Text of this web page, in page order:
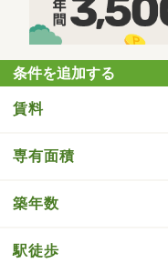
条件を追加する
賃料
専有面積
築年数
駅徒歩